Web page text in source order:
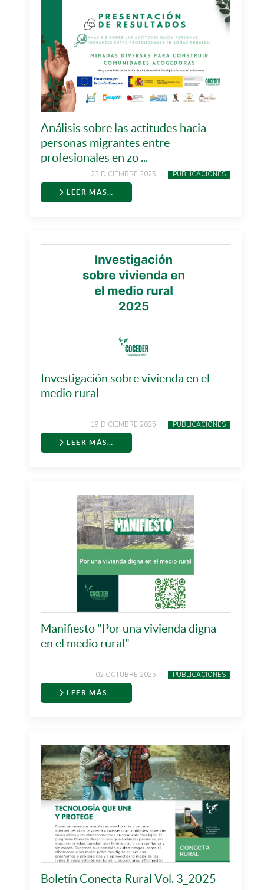
Análisis sobre las actitudes hacia
personas migrantes entre
profesionales en zo ...
23 DICIEMBRE 2025 PUBLICACIONES
LEER MÁS…
Investigación sobre vivienda en el
medio rural
19 DICIEMBRE 2025 PUBLICACIONES
LEER MÁS…
Manifiesto "Por una vivienda digna
en el medio rural"
02 OCTUBRE 2025 PUBLICACIONES
LEER MÁS…
Boletín Conecta Rural Vol. 3_2025